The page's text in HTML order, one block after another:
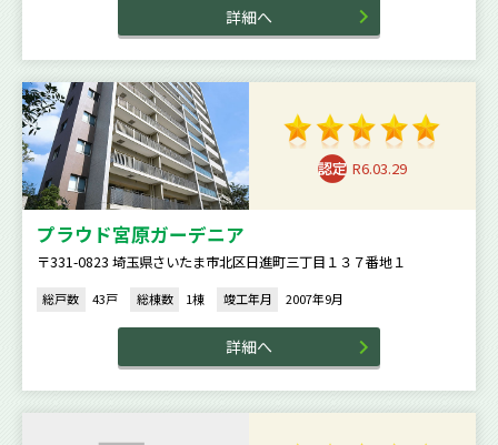
詳細へ
R6.03.29
プラウド宮原ガーデニア
〒331-0823 埼玉県さいたま市北区日進町三丁目１３７番地１
総戸数 43戸 総棟数 1棟 竣工年月 2007年9月
詳細へ